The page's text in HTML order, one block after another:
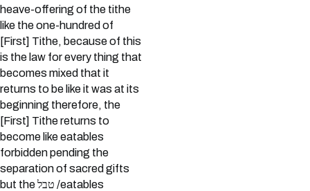
heave-offering of the tithe
like the one-hundred of
[First] Tithe, because of this
is the law for every thing that
becomes mixed that it
returns to be like it was at its
beginning therefore, the
[First] Tithe returns to
become like eatables
forbidden pending the
separation of sacred gifts
but the טבל /eatables